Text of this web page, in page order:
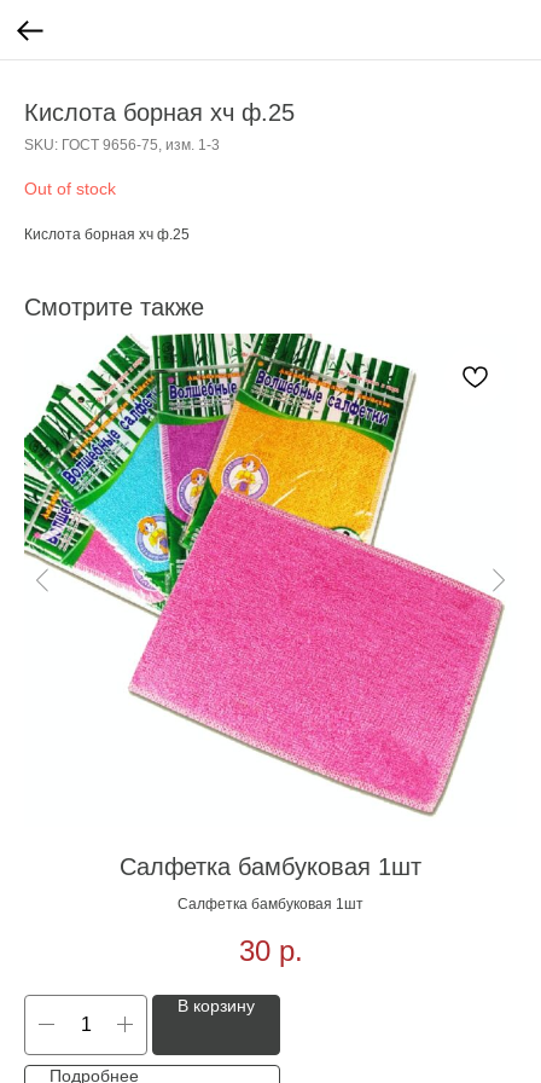
Кислота борная хч ф.25
SKU: ГОСТ 9656-75, изм. 1-3
Out of stock
Кислота борная хч ф.25
Смотрите также
Салфетка бамбуковая 1шт
Салфетка бамбуковая 1шт
30 р.
В корзину
Подробнее